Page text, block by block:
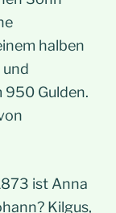
halben
und
950 Gulden.
ist Anna
Kilgus,